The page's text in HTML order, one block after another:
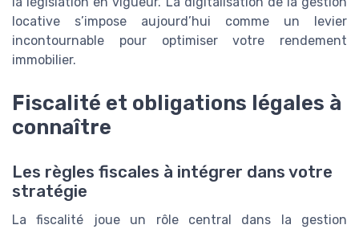
locative s’impose aujourd’hui comme un levier
incontournable pour optimiser votre rendement
immobilier.
Fiscalité et obligations légales à
connaître
Les règles fiscales à intégrer dans votre
stratégie
La fiscalité joue un rôle central dans la gestion